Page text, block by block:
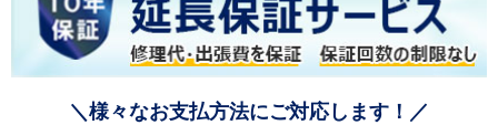
＼様々なお支払方法にご対応します！／